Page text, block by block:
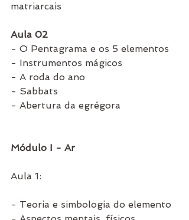
matriarcais
Aula 02
- O Pentagrama e os 5 elementos
- Instrumentos mágicos
- A roda do ano
- Sabbats
- Abertura da egrégora
Módulo I - Ar
Aula 1:
- Teoria e simbologia do elemento